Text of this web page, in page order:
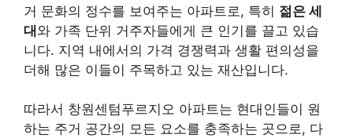
거 문화의 정수를 보여주는 아파트로, 특히 젊은 세
대와 가족 단위 거주자들에게 큰 인기를 끌고 있습
니다. 지역 내에서의 가격 경쟁력과 생활 편의성을
더해 많은 이들이 주목하고 있는 재산입니다.
따라서 창원센텀푸르지오 아파트는 현대인들이 원
하는 주거 공간의 모든 요소를 충족하는 곳으로, 다